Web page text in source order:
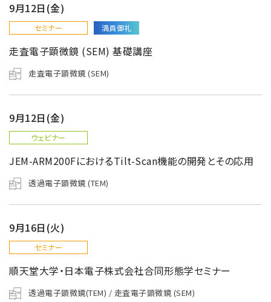
9月12日(金)
セミナー 満員御礼
走査電子顕微鏡 (SEM) 基礎講座
走査電子顕微鏡 (SEM)
9月12日(金)
ウェビナー
JEM-ARM200FにおけるTilt-Scan機能の開発とその応用
透過電子顕微鏡 (TEM)
9月16日(火)
セミナー
順天堂大学・日本電子株式会社合同形態学セミナー
透過電子顕微鏡(TEM) / 走査電子顕微鏡 (SEM)